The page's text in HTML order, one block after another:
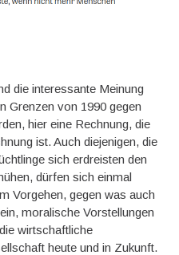
die interessante Meinung
Grenzen von 1990 gegen
hier eine Rechnung, die
ist. Auch diejenigen, die
sich erdreisten den
dürfen sich einmal
Vorgehen, gegen was auch
moralische Vorstellungen
wirtschaftliche
heute und in Zukunft.